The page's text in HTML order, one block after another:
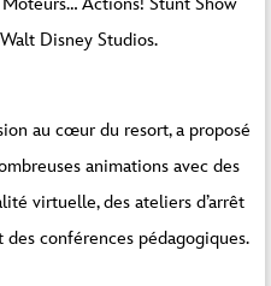
Disney Studios.
au cœur du resort, a proposé
animations avec des
virtuelle, des ateliers d’arrêt
conférences pédagogiques.